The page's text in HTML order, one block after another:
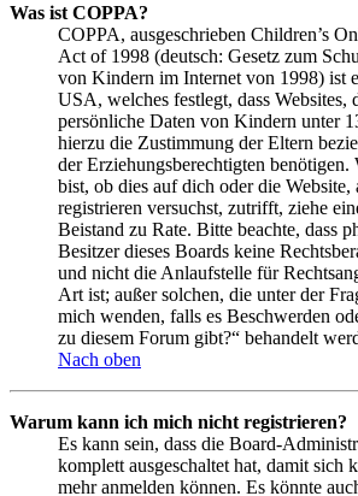
Was ist COPPA?
COPPA, ausgeschrieben Children’s
Act of 1998 (deutsch: Gesetz zum
von Kindern im Internet von 1998) ist
USA, welches festlegt, dass Websites,
persönliche Daten von Kindern unter
hierzu die Zustimmung der Eltern
der Erziehungsberechtigten
bist, ob dies auf dich oder die Website,
registrieren versuchst, zutrifft, ziehe
Beistand zu Rate. Bitte beachte, dass
Besitzer dieses Boards keine
und nicht die Anlaufstelle für
Art ist; außer solchen, die unter der
mich wenden, falls es Beschwerden
zu diesem Forum gibt?“ behandelt
Nach oben
Warum kann ich mich nicht registrieren?
Es kann sein, dass die Board-
komplett ausgeschaltet hat, damit sich
mehr anmelden können. Es könnte